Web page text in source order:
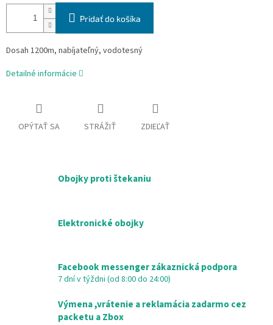
Pridať do košíka
Dosah 1200m, nabíjateľný, vodotesný
Detailné informácie
OPÝTAŤ SA STRÁŽIŤ ZDIEĽAŤ
Obojky proti štekaniu
Elektronické obojky
Facebook messenger zákaznická podpora
7 dní v týždni (od 8:00 do 24:00)
Výmena ,vrátenie a reklamácia zadarmo cez
packetu a Zbox